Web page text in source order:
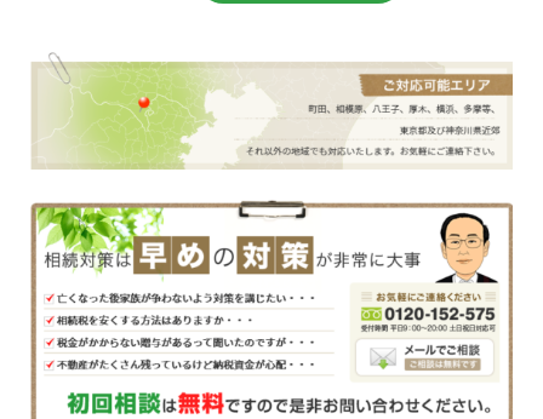
お客さまからお預かりした個人情報は、当社からのご連絡
や業務のご案内やご質問に対する回答として、電子メール
や資料のご送付に利用いたします。
個人情報の第三者への開示・提供の禁止
当社は、お客さまよりお預かりした個人情報を適切に管理
し、次のいずれかに該当する場合を除き、個人情報を第三
者に開示いたしません。
・お客さまの同意がある場合
・お客さまが希望されるサービスを行なうために当社が業
務を委託する業者に対して開示する場合
・法令に基づき開示することが必要である場合
個人情報の安全対策